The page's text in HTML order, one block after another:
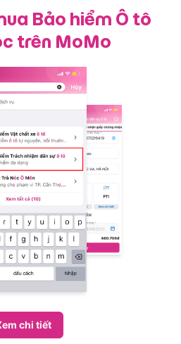
Bảo hiểm Ô tô
trên MoMo
chi tiết